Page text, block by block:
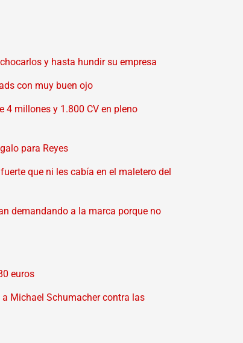
y hasta hundir su empresa
con muy buen ojo
4 millones y 1.800 CV en pleno
para Reyes
que ni les cabía en el maletero del
demandando a la marca porque no
euros
Michael Schumacher contra las